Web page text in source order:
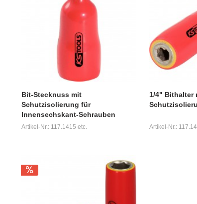
Bit-Stecknuss mit
Schutzisolierung für
Innensechskant-Schrauben
Artikel-Nr.: 117.1415 etc.
1/4" Bithalter
Artikel-Nr.: